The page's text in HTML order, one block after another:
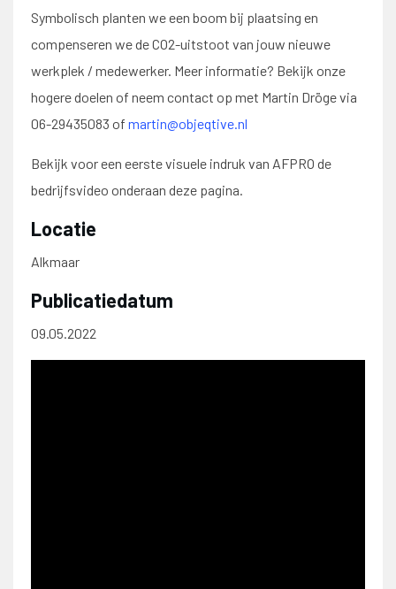
Symbolisch planten we een boom bij plaatsing en
compenseren we de CO2-uitstoot van jouw nieuwe
werkplek / medewerker. Meer informatie? Bekijk onze
hogere doelen of neem contact op met Martin Dröge via
06-29435083 of martin@objeqtive.nl
Bekijk voor een eerste visuele indruk van AFPRO de
bedrijfsvideo onderaan deze pagina.
Locatie
Alkmaar
Publicatiedatum
09.05.2022